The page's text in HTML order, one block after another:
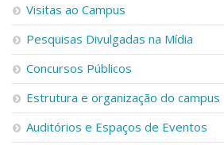
Visitas ao Campus
Pesquisas Divulgadas na Mídia
Concursos Públicos
Estrutura e organização do campus
Auditórios e Espaços de Eventos